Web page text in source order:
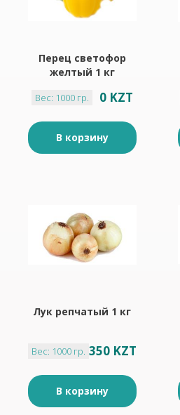
Перец светофор
желтый 1 кг
Вес: 1000 гр. 0 KZT
В корзину
Лук репчатый 1 кг
Вес: 1000 гр. 350 KZT
В корзину